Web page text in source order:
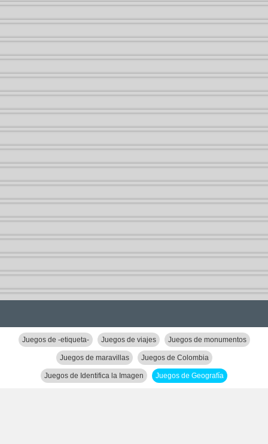
Juegos de -etiqueta- Juegos de viajes Juegos de monumentos
Juegos de maravillas Juegos de Colombia
Juegos de Identifica la Imagen Juegos de Geografía